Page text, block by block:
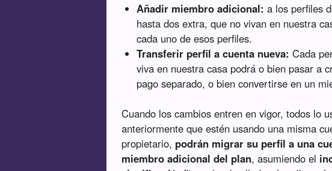
Añadir miembro adicional: a los perfiles
hasta dos extra, que no vivan en nuestra
cada uno de esos perfiles.
Transferir perfil a cuenta nueva: Cada
viva en nuestra casa podrá o bien pasar a
pago separado, o bien convertirse en un
Cuando los cambios entren en vigor, todos lo
anteriormente que estén usando una misma
propietario, podrán migrar su perfil a una
miembro adicional del plan, asumiendo el